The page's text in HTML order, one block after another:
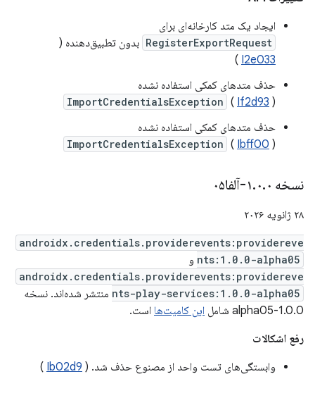
ایجاد یک متد کارخانه‌ای برای
RegisterExportRequest بدون تطبیق‌دهنده (
I2e033
)
حذف متدهای کمکی استفاده نشده
ImportCredentialsException ( If2d93 )
حذف متدهای کمکی استفاده نشده
ImportCredentialsException ( Ibff00 )
نسخه ۱ .۰.۰-آلفا۰۵
۲۸ ژانویه ۲۰۲۶
androidx.credentials.providerevents:providereve
nts:1.0.0-alpha05 و
androidx.credentials.providerevents:providereve
nts-play-services:1.0.0-alpha05 منتشر شده‌اند. نسخه
1.0.0-alpha05 شامل
این کامیت‌ها است.
رفع اشکالات
وابستگی‌های تست واحد از مصنوع حذف شد. ( Ib02d9
)